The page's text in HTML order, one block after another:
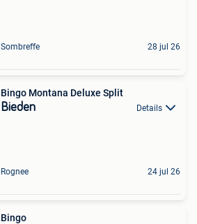
Sombreffe 28 jul 26
Bingo Montana Deluxe Split
Bieden Details
Rognee 24 jul 26
Bingo